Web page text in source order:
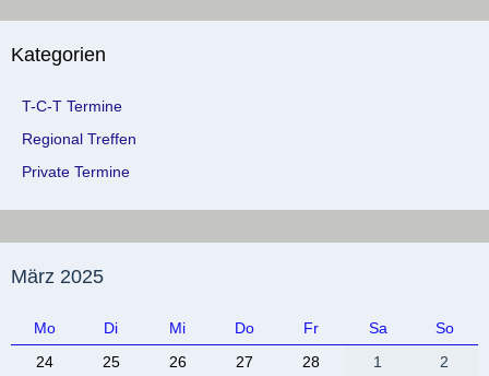
Kategorien
T-C-T Termine
Regional Treffen
Private Termine
März 2025
Mo Di Mi Do Fr Sa
So
24
25 26 27 28 1 2